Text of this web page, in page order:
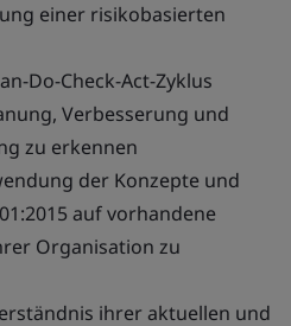
einer risikobasierten
Do-Check-Act-Zyklus
Verbesserung und
zu erkennen
der Konzepte und
auf vorhandene
Organisation zu
ihrer aktuellen und